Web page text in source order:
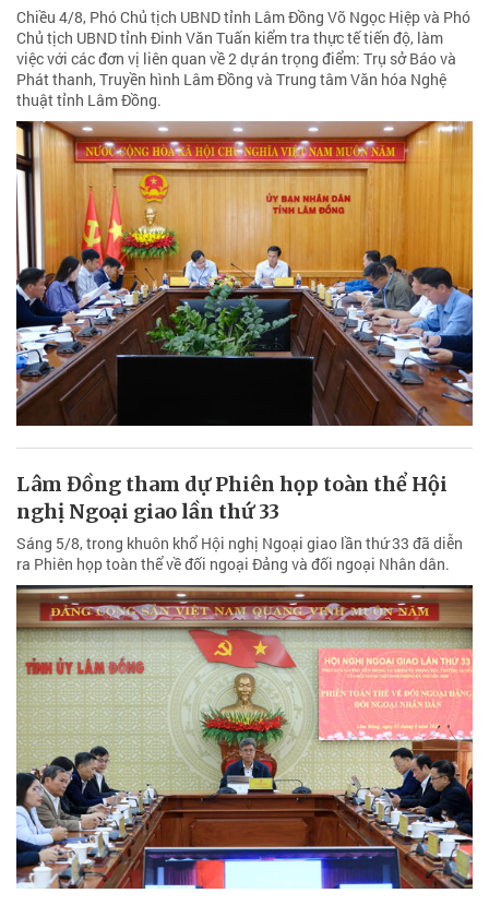
Chiều 4/8, Phó Chủ tịch UBND tỉnh Lâm Đồng Võ Ngọc Hiệp và Phó
Chủ tịch UBND tỉnh Đinh Văn Tuấn kiểm tra thực tế tiến độ, làm
việc với các đơn vị liên quan về 2 dự án trọng điểm: Trụ sở Báo và
Phát thanh, Truyền hình Lâm Đồng và Trung tâm Văn hóa Nghệ
thuật tỉnh Lâm Đồng.
Lâm Đồng tham dự Phiên họp toàn thể Hội
nghị Ngoại giao lần thứ 33
Sáng 5/8, trong khuôn khổ Hội nghị Ngoại giao lần thứ 33 đã diễn
ra Phiên họp toàn thể về đối ngoại Đảng và đối ngoại Nhân dân.